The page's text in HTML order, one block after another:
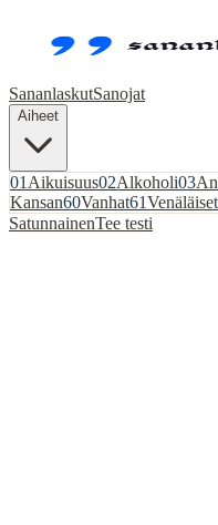
SananlaskutSanojat
Aiheet
01 Aikuisuus02Alkoholi03
Kansan60Vanhat61Venäläiset
SatunnainenTee testi